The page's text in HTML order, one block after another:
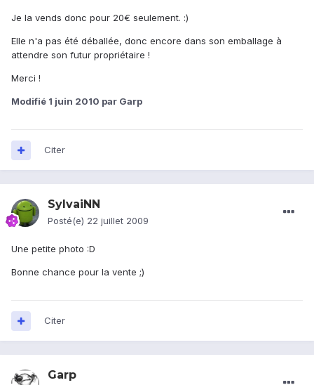
Je la vends donc pour 20€ seulement. :)
Elle n'a pas été déballée, donc encore dans son emballage à
attendre son futur propriétaire !
Merci !
Modifié 1 juin 2010 par Garp
Citer
SylvaiNN
Posté(e) 22 juillet 2009
Une petite photo :D
Bonne chance pour la vente ;)
Citer
Garp